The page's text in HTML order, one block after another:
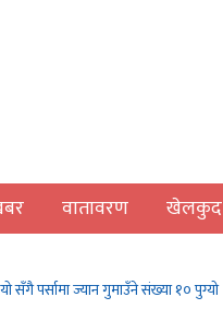
वातावरण खेलकुद
सँगै पर्सामा ज्यान गुमाउँने संख्या १० पुग्यो